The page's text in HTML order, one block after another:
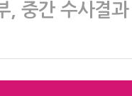
, 중간 수사결